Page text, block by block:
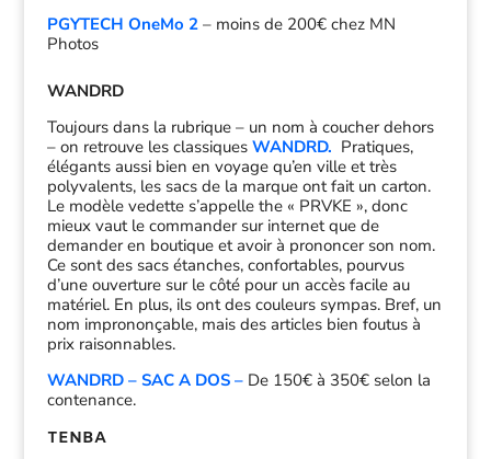
PGYTECH OneMo 2– moins de 200€ chez MN
Photos
WANDRD
Toujours dans la rubrique – un nom à coucher dehors
– on retrouve les classiques WANDRD. Pratiques,
élégants aussi bien en voyage qu’en ville et très
polyvalents, les sacs de la marque ont fait un carton.
Le modèle vedette s’appelle the « PRVKE », donc
mieux vaut le commander sur internet que de
demander en boutique et avoir à prononcer son nom.
Ce sont des sacs étanches, confortables, pourvus
d’une ouverture sur le côté pour un accès facile au
matériel. En plus, ils ont des couleurs sympas. Bref, un
nom imprononçable, mais des articles bien foutus à
prix raisonnables.
WANDRD – SAC A DOS – De 150€ à 350€ selon la
contenance.
TENBA